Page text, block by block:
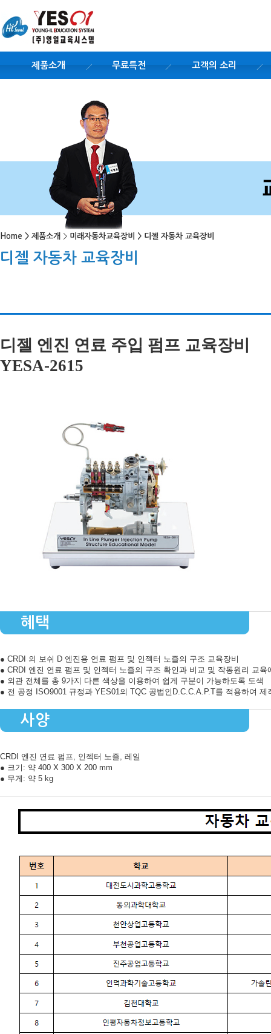
제품소개 무료특전 고객의 소리
Home > 제품소개 > 미래자동차교육장비 > 디젤 자동차 교육장비
디젤 자동차 교육장비
디젤 엔진 연료 주입 펌프 교육장비
YESA-2615
혜택
● CRDI 의 보쉬 D 엔진용 연료 펌프 및 인젝터 노즐의 구조 교육장비
● CRDI 엔진 연료 펌프 및 인젝터 노즐의 구조 확인과 비교 및 작동원리 교육
● 외관 전체를 총 9가지 다른 색상을 이용하여 쉽게 구분이 가능하도록 도색
● 전 공정 ISO9001 규정과 YES01의 TQC 공법인D.C.C.A.P.T를 적용하여 제
사양
CRDI 엔진 연료 펌프, 인젝터 노즐, 레일
● 크기: 약 400 X 300 X 200 mm
● 무게: 약 5 kg